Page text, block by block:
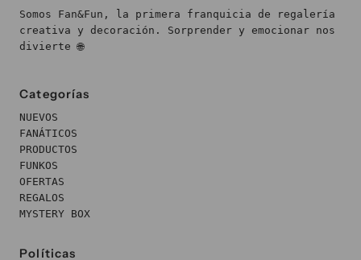
Somos Fan&Fun, la primera franquicia de regalería
creativa y decoración. Sorprender y emocionar nos
divierte 🌐
Categorías
NUEVOS
FANÁTICOS
PRODUCTOS
FUNKOS
OFERTAS
REGALOS
MYSTERY BOX
Políticas